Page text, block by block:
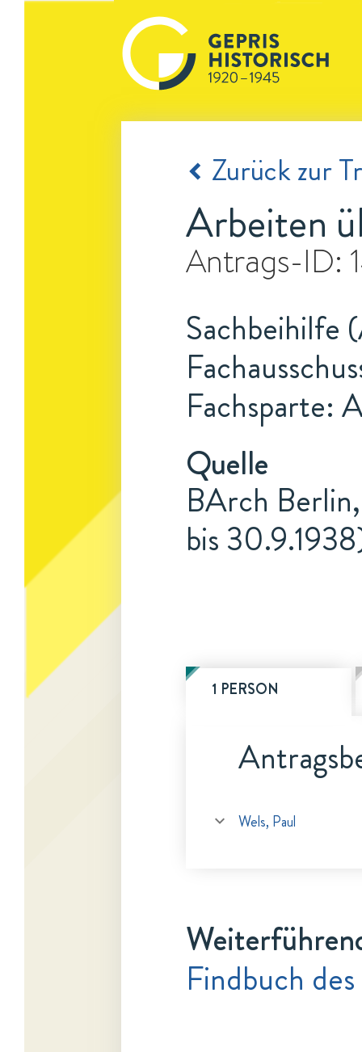
Zurück zur
Arbeiten
Antrags-ID:
Sachbeihilfe
Fachsparte:
Quelle
BArch
bis
1 PERSON
Wels, Paul
Findbuch